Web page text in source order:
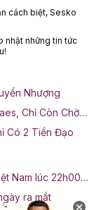
cách biệt, Sesko
nhật những tin tức
Nhượng
Chỉ Còn Chờ
Có 2 Tiền Đạo
Nam lúc 22h00
ra mắt